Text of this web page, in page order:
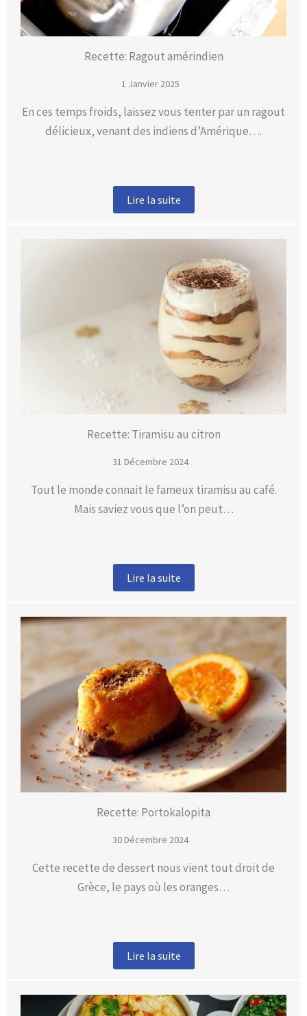
Recette: Ragout amérindien
1 Janvier 2025
En ces temps froids, laissez vous tenter par un ragout
délicieux, venant des indiens d’Amérique….
Lire la suite
Recette: Tiramisu au citron
31 Décembre 2024
Tout le monde connait le fameux tiramisu au café.
Mais saviez vous que l’on peut…
Lire la suite
Recette: Portokalopita
30 Décembre 2024
Cette recette de dessert nous vient tout droit de
Grèce, le pays où les oranges…
Lire la suite